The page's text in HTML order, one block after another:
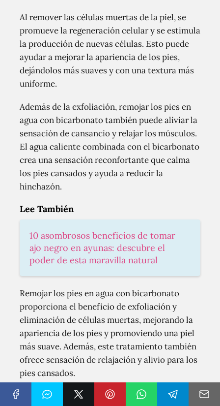
Al remover las células muertas de la piel, se
promueve la regeneración celular y se estimula
la producción de nuevas células. Esto puede
ayudar a mejorar la apariencia de los pies,
dejándolos más suaves y con una textura más
uniforme.
Además de la exfoliación, remojar los pies en
agua con bicarbonato también puede aliviar la
sensación de cansancio y relajar los músculos.
El agua caliente combinada con el bicarbonato
crea una sensación reconfortante que calma
los pies cansados y ayuda a reducir la
hinchazón.
Lee También
10 asombrosos beneficios de tomar
ajo negro en ayunas: descubre el
poder de esta maravilla natural
Remojar los pies en agua con bicarbonato
proporciona el beneficio de exfoliación y
eliminación de células muertas, mejorando la
apariencia de los pies y promoviendo una piel
más suave. Además, este tratamiento también
ofrece sensación de relajación y alivio para los
pies cansados.